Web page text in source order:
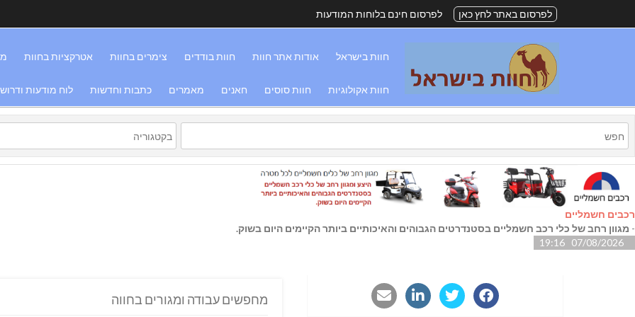
לפרסום באתר לחץ כאן לפרסום חינם בלוחות המודעות
חוות בישראל אודות אתר חוות חוות בודדים צימרים בחוות אטרקציות בחוות
חוות אקולוגיות חוות סוסים חאנים מאמרים כתבות וחדשות לוח מודעות
רכבים חשמליים
- מגוון רחב של כלי רכב חשמליים בסטנדרטים הגבוהים והאיכותיים ביותר הקיימים היום בשוק.
07/08/2026 19:16
מחפשים עבודה ומגורים בחווה